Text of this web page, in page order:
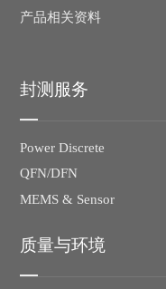
产品相关资料
封测服务
Power Discrete
QFN/DFN
MEMS & Sensor
质量与环境